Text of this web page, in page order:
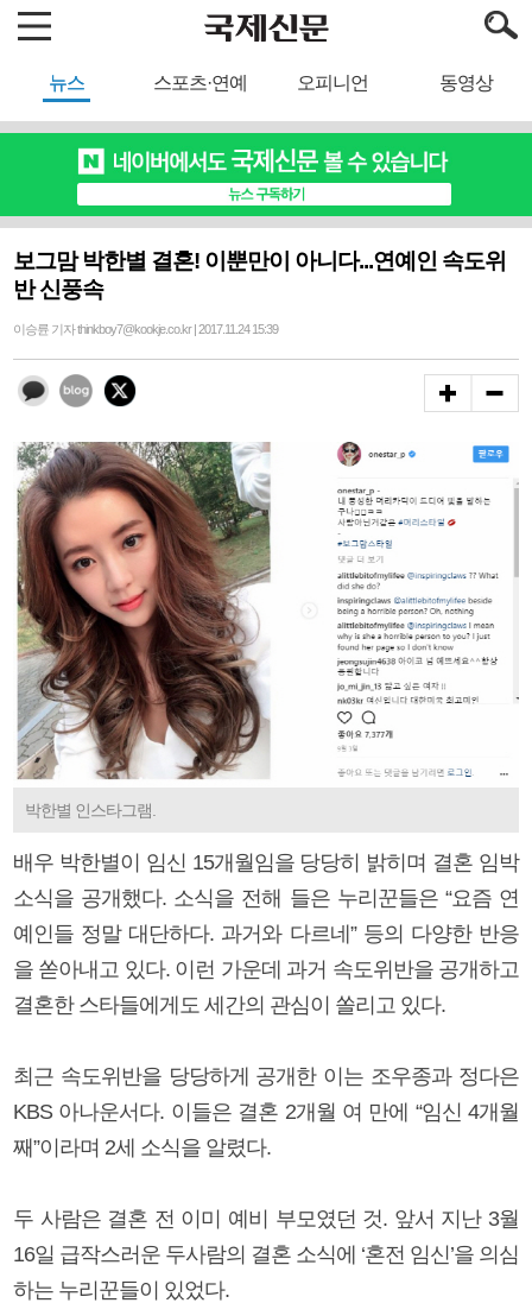
뉴스 스포츠·연예 오피니언 동영상
보그맘 박한별 결혼! 이뿐만이 아니다...연예인 속도위
반 신풍속
이승륜 기자 thinkboy7@kookje.co.kr | 2017.11.24 15:39
박한별 인스타그램.
배우 박한별이 임신 15개월임을 당당히 밝히며 결혼 임박
소식을 공개했다. 소식을 전해 들은 누리꾼들은 “요즘 연
예인들 정말 대단하다. 과거와 다르네” 등의 다양한 반응
을 쏟아내고 있다. 이런 가운데 과거 속도위반을 공개하고
결혼한 스타들에게도 세간의 관심이 쏠리고 있다.
최근 속도위반을 당당하게 공개한 이는 조우종과 정다은
KBS 아나운서다. 이들은 결혼 2개월 여 만에 “임신 4개월
째”이라며 2세 소식을 알렸다.
두 사람은 결혼 전 이미 예비 부모였던 것. 앞서 지난 3월
16일 급작스러운 두사람의 결혼 소식에 ‘혼전 임신’을 의심
하는 누리꾼들이 있었다.